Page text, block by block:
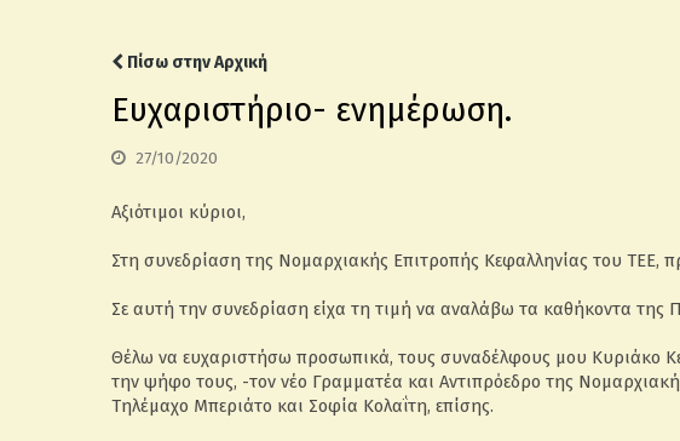
Πίσω στην Αρχική
Ευχαριστήριο- ενημέρωση.
27/10/2020
Αξιότιμοι κύριοι,
Στη συνεδρίαση της Νομαρχιακής Επιτροπής Κεφαλληνίας του ΤΕΕ,
Σε αυτή την συνεδρίαση είχα τη τιμή να αναλάβω τα καθήκοντα
Θέλω να ευχαριστήσω προσωπικά, τους συναδέλφους μου Κυριάκο
την ψήφο τους, -τον νέο Γραμματέα και Αντιπρόεδρο της
Τηλέμαχο Μπεριάτο και Σοφία Κολαΐτη, επίσης.